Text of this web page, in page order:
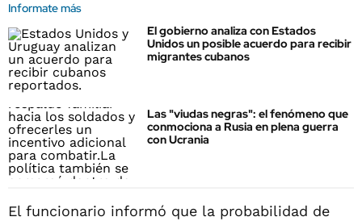
Informate más
El gobierno analiza con Estados
Unidos un posible acuerdo para recibir
migrantes cubanos
Las "viudas negras": el fenómeno que
conmociona a Rusia en plena guerra
con Ucrania
El funcionario informó que la probabilidad de